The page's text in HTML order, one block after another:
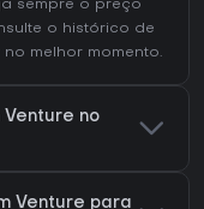
sempre o preço
o histórico de
melhor momento.
no
Venture para